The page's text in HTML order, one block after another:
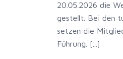
20.05.2026 die
gestellt. Bei den
setzen die
Führung. [...]